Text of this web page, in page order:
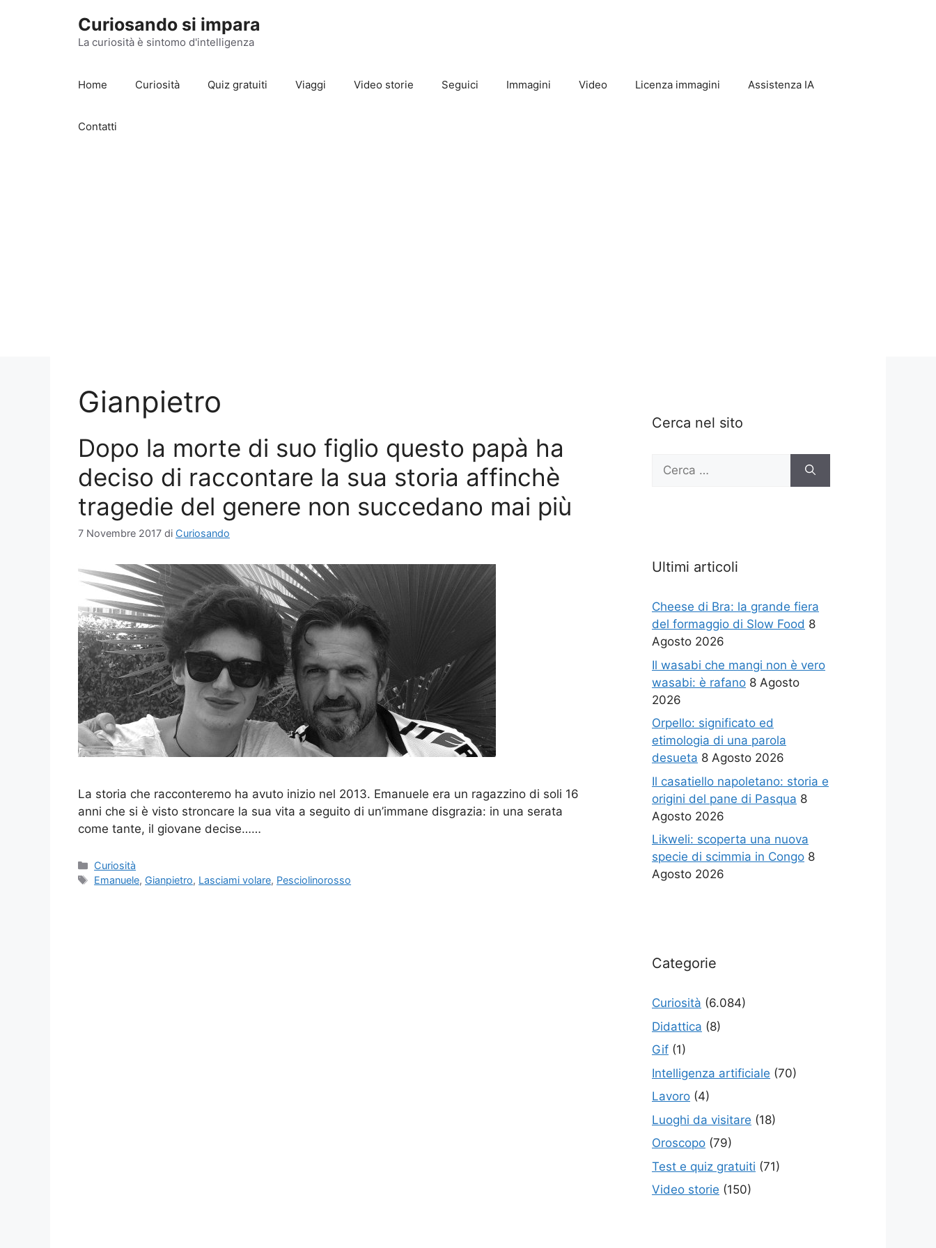
Curiosando si impara
La curiosità è sintomo d'intelligenza
Home Curiosità Quiz gratuiti Viaggi Video storie Seguici Immagini Video Licenza immagini Assistenza IA
Contatti
Gianpietro
Dopo la morte di suo figlio questo papà ha
deciso di raccontare la sua storia affinchè
tragedie del genere non succedano mai più
7 Novembre 2017 di Curiosando
La storia che racconteremo ha avuto inizio nel 2013. Emanuele era un ragazzino di soli 16
anni che si è visto stroncare la sua vita a seguito di un’immane disgrazia: in una serata
come tante, il giovane decise……
Categorie
Curiosità
Tag
Emanuele, Gianpietro, Lasciami volare, Pesciolinorosso
Cerca nel sito
Ricerca
Ultimi articoli
Cheese di Bra: la grande fiera
del formaggio di Slow Food 8
Agosto 2026
Il wasabi che mangi non è vero
wasabi: è rafano 8 Agosto
2026
Orpello: significato ed
etimologia di una parola
desueta 8 Agosto 2026
Il casatiello napoletano: storia e
origini del pane di Pasqua 8
Agosto 2026
Likweli: scoperta una nuova
specie di scimmia in Congo 8
Agosto 2026
Categorie
Curiosità (6.084)
Didattica (8)
Gif (1)
Intelligenza artificiale (70)
Lavoro (4)
Luoghi da visitare (18)
Oroscopo (79)
Test e quiz gratuiti (71)
Video storie (150)